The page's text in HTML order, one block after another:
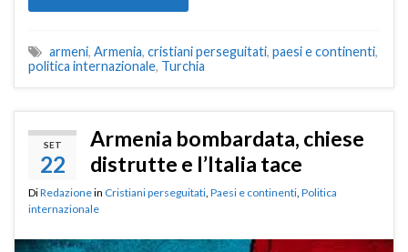
armeni, Armenia, cristiani perseguitati, paesi e continenti,
politica internazionale, Turchia
SET
22
Armenia bombardata, chiese
distrutte e l’Italia tace
DiRedazionein Cristiani perseguitati Paesi e continenti Politica
internazionale